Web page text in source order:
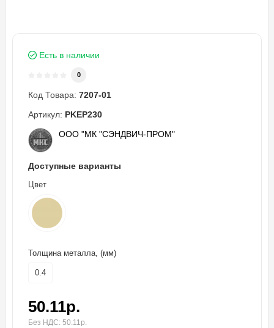
Есть в наличии
0
Код Товара: 7207-01
Артикул: PKEP230
ООО "МК "СЭНДВИЧ-ПРОМ"
Доступные варианты
Цвет
Толщина металла, (мм)
0.4
50.11р.
Без НДС: 50.11р.